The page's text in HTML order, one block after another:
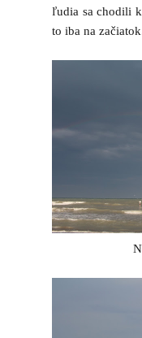
ľudia sa chodili
to iba na